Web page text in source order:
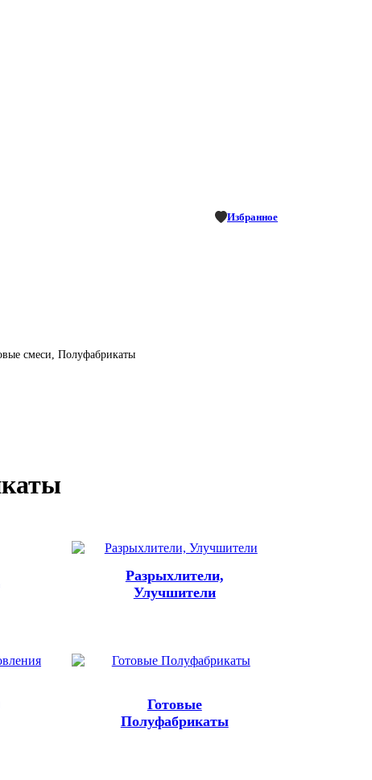
Избранное
смеси, Полуфабрикаты
Разрыхлители,
Улучшители
Готовые
Полуфабрикаты